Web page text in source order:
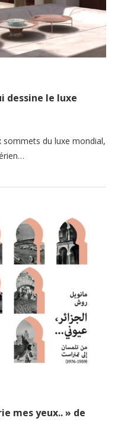
dessine le luxe
sommets du luxe mondial,
mes yeux.. » de